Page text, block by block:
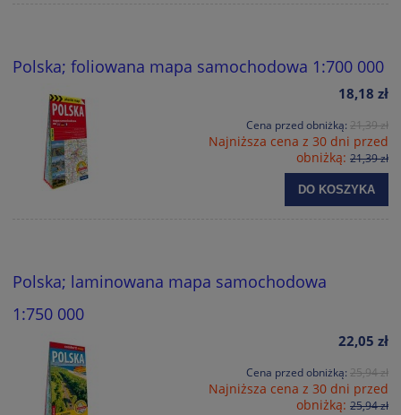
Polska; foliowana mapa samochodowa 1:700 000
18,18 zł
Cena przed obniżką: 21,39 zł
Najniższa cena z 30 dni przed
obniżką: 21,39 zł
DO KOSZYKA
Polska; laminowana mapa samochodowa
1:750 000
22,05 zł
Cena przed obniżką: 25,94 zł
Najniższa cena z 30 dni przed
obniżką: 25,94 zł